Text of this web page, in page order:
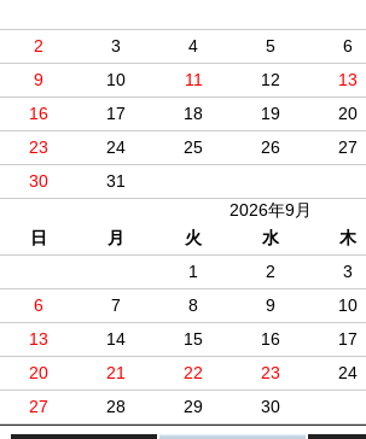
2
3 4 5 6
9
10 11 12 13
16
17 18 19 20
23
24 25 26 27
30
31
2026年9月
日
月 火 水 木
1
2 3
6
7 8 9 10
13
14 15 16 17
20
21 22 23 24
27
28 29 30